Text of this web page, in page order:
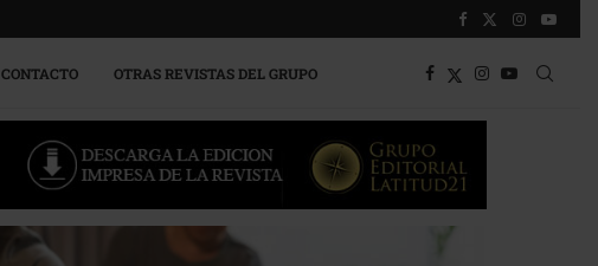
CONTACTO OTRAS REVISTAS DEL GRUPO